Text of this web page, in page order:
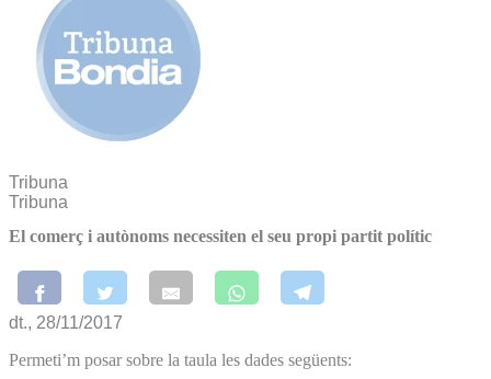
Tribuna
Tribuna
El comerç i autònoms necessiten el seu propi partit polític
dt., 28/11/2017
Permeti’m posar sobre la taula les dades següents: